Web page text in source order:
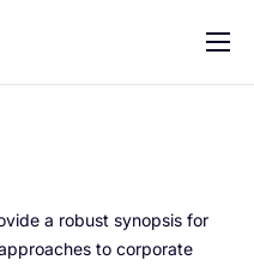
a robust synopsis for
to corporate